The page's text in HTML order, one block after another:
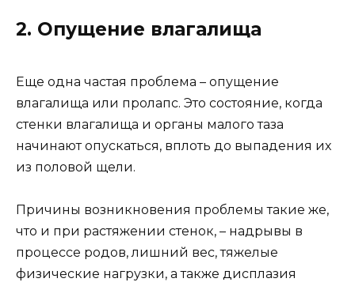
2. Опущение влагалища
Еще одна частая проблема – опущение
влагалища или пролапс. Это состояние, когда
стенки влагалища и органы малого таза
начинают опускаться, вплоть до выпадения их
из половой щели.
Причины возникновения проблемы такие же,
что и при растяжении стенок, – надрывы в
процессе родов, лишний вес, тяжелые
физические нагрузки, а также дисплазия